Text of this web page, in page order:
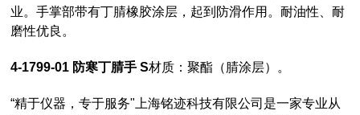
业。手掌部带有丁腈橡胶涂层，起到防滑作用。耐油性、耐
磨性优良。
4-1799-01 防寒丁腈手 S材质：聚酯（腈涂层）。
“精于仪器，专于服务"上海铭迹科技有限公司是一家专业从